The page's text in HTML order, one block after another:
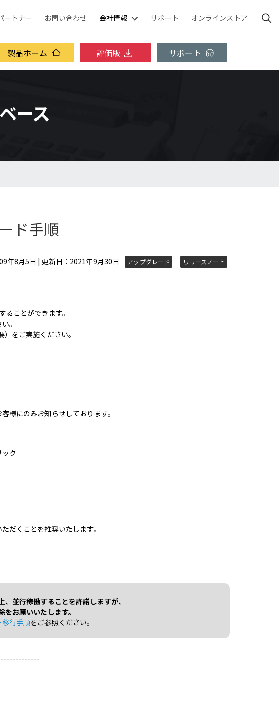
ートナー お問い合わせ 会社情報 サポート オンラインストア
製品ホーム 評価版 サポート
ース
ド手順
年8月5日 | 更新日：2021年9月30日 アップグレード リリースノート
ことができます。
。
をご実施ください。
様にのみお知らせしております。
ク
だくことを推奨いたします。
並行稼働することを許諾しますが、
お願いいたします。
行手順をご参照ください。